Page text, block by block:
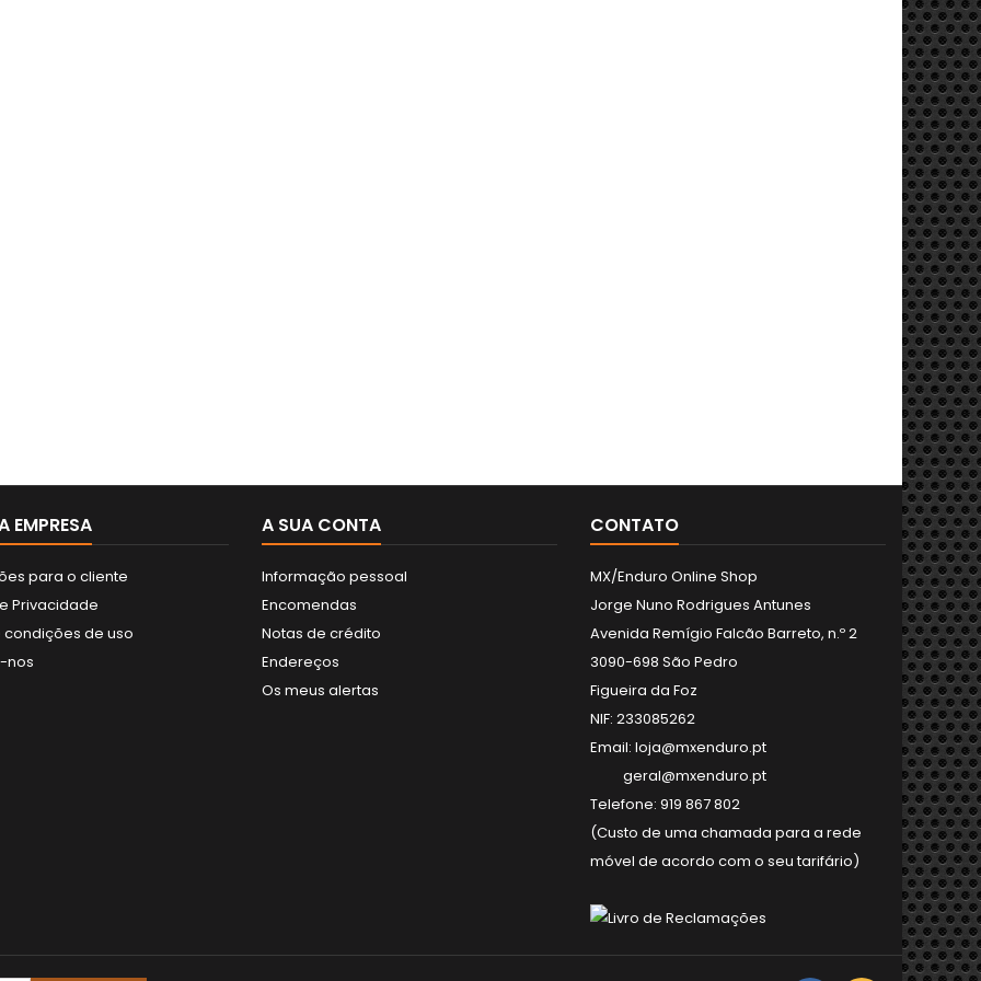
EMPRESA
para o cliente
Privacidade
condições de uso
nos
A SUA CONTA
Informação pessoal
Encomendas
Notas de crédito
Endereços
Os meus alertas
CONTATO
MX/Enduro Online Shop
Jorge Nuno Rodrigues Antunes
Avenida Remígio Falcão Barreto, n.º 2
3090-698 São Pedro
Figueira da Foz
NIF: 233085262
Email: loja@mxenduro.pt
geral@mxenduro.pt
Telefone: 919 867 802
(Custo de uma chamada para a rede
móvel de acordo com o seu tarifário)